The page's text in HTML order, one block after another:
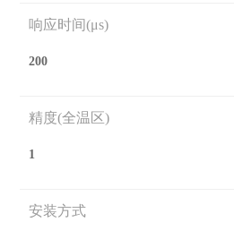
响应时间(μs)
200
精度(全温区)
1
安装方式